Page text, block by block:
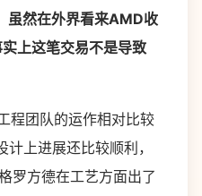
虽然在外界看来AMD收
上这笔交易不是导致
程团队的运作相对比较
上进展还比较顺利，
罗方德在工艺方面出了